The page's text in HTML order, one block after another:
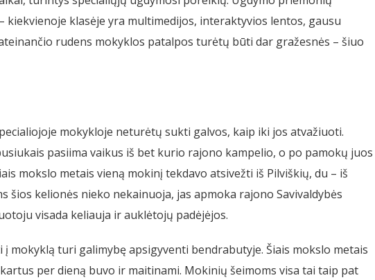
klasėje yra multimedijos, interaktyvios lentos, gausu
rudens mokyklos patalpos turėtų būti dar gražesnės – šiuo
mokykloje neturėtų sukti galvos, kaip iki jos atvažiuoti.
pasiima vaikus iš bet kurio rajono kampelio, o po pamokų juos
mokslo metais vieną mokinį tekdavo atsivežti iš Pilviškių, du – iš
šios kelionės nieko nekainuoja, jas apmoka rajono Savivaldybės
visada keliauja ir auklėtojų padėjėjos.
mokyklą turi galimybę apsigyventi bendrabutyje. Šiais mokslo metais
per dieną buvo ir maitinami. Mokinių šeimoms visa tai taip pat